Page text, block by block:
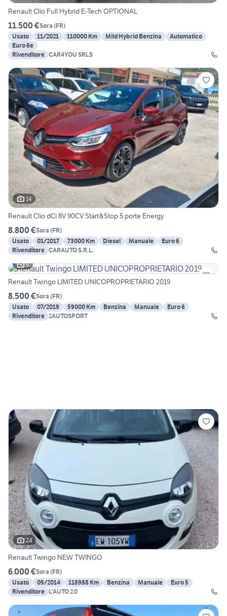
Renault Clio Full Hybrid E-Tech OPTIONAL
11.500 €Sora (FR)
Usato
11/2021 110000 Km Mild Hybrid Benzina
Automatico
Euro 6e
Rivenditore CAR4YOU SRLS
14
Renault Clio dCi 8V 90CV Start&Stop 5 porte Energy
8.800 €Sora (FR)
Usato
01/2017 73000 Km Diesel Manuale
Euro 6
Rivenditore CARAUTO S.R.L.
9
Renault Twingo LIMITED UNICOPROPRIETARIO 2019
8.500 €Sora (FR)
Usato
07/2019 59000 Km Benzina Manuale
Euro 6
Rivenditore 2AUTOSPORT
24
Renault Twingo NEW TWINGO
6.000 €Sora (FR)
Usato
09/2014 118988 Km Benzina Manuale
Euro 5
Rivenditore L'AUTO 2.0